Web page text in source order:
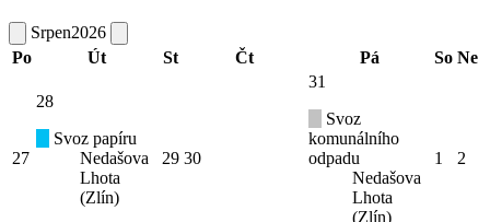
Srpen2026
Po
Út St Čt Pá So Ne
27
28
Svoz papíru
Nedašova
Lhota
(Zlín)
29 30
31
Svoz
komunálního
odpadu
Nedašova
Lhota
(Zlín)
1 2